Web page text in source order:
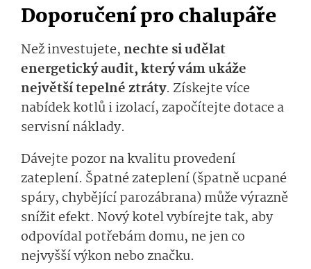
Doporučení pro chalupáře
Než investujete, nechte si udělat
energetický audit, který vám ukáže
největší tepelné ztráty. Získejte více
nabídek kotlů i izolací, započítejte dotace a
servisní náklady.
Dávejte pozor na kvalitu provedení
zateplení. Špatné zateplení (špatně ucpané
spáry, chybějící parozábrana) může výrazně
snížit efekt. Nový kotel vybírejte tak, aby
odpovídal potřebám domu, ne jen co
nejvyšší výkon nebo značku.